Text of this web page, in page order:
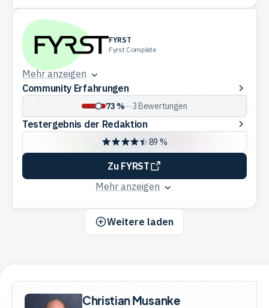
FYRST
Fyrst Complete
Mehr anzeigen
Community
Erfahrungen
Community Erfahrungen
73 %—3Bewertungen
Testergebnis
der
Redaktion
Testergebnis der Redaktion
89 %
Zu FYRST
Mehr anzeigen
Weitere laden
Christian Musanke